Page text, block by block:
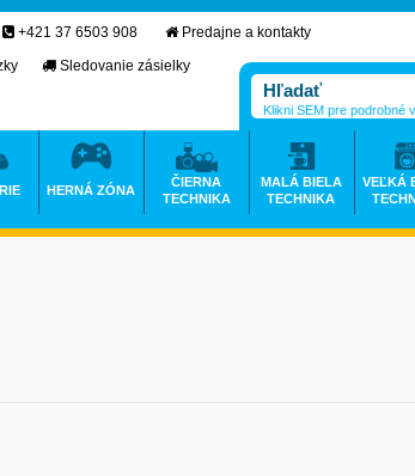
+421 37 6503 908
Predajne a kontakty
Sledovanie zásielky
Klikni SEM pre podrobné
HERNÁ ZÓNA
ČIERNA
TECHNIKA
MALÁ BIELA
TECHNIKA
VEĽKÁ